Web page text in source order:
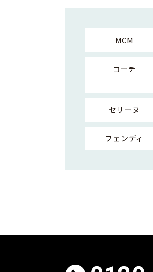
MCM
コーチ
セリーヌ
フェンディ